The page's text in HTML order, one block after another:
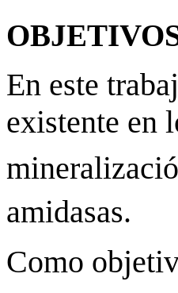
En este
existente en
amidasas.
Como